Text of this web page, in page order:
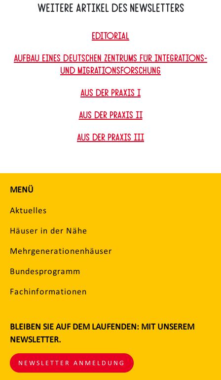
Weitere Artikel des Newsletters
Editorial
Aufbau eines Deutschen Zentrums für Integrations-
und Migrationsforschung
Aus der Praxis I
Aus der Praxis II
Aus der Praxis III
MENÜ
Aktuelles
Häuser in der Nähe
Mehrgenerationenhäuser
Bundesprogramm
Fachinformationen
BLEIBEN SIE AUF DEM LAUFENDEN: MIT UNSEREM
NEWSLETTER.
NEWSLETTER ANMELDUNG